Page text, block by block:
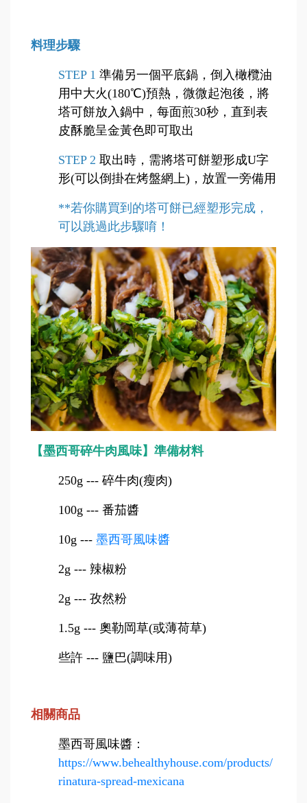
料理步驟
STEP 1 準備另一個平底鍋，倒入橄欖油
用中大火(180℃)預熱，微微起泡後，將
塔可餅放入鍋中，每面煎30秒，直到表
皮酥脆呈金黃色即可取出
STEP 2 取出時，需將塔可餅塑形成U字
形(可以倒掛在烤盤網上)，放置一旁備用
**若你購買到的塔可餅已經塑形完成，
可以跳過此步驟唷！
【墨西哥碎牛肉風味】準備材料
250g --- 碎牛肉(瘦肉)
100g --- 番茄醬
10g --- 墨西哥風味醬
2g --- 辣椒粉
2g --- 孜然粉
1.5g --- 奧勒岡草(或薄荷草)
些許 --- 鹽巴(調味用)
相關商品
墨西哥風味醬 ：
https://www.behealthyhouse.com/products/
rinatura-spread-mexicana